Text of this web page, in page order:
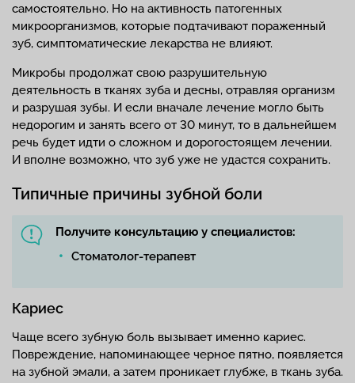
самостоятельно. Но на активность патогенных
микроорганизмов, которые подтачивают пораженный
зуб, симптоматические лекарства не влияют.
Микробы продолжат свою разрушительную
деятельность в тканях зуба и десны, отравляя организм
и разрушая зубы. И если вначале лечение могло быть
недорогим и занять всего от 30 минут, то в дальнейшем
речь будет идти о сложном и дорогостоящем лечении.
И вполне возможно, что зуб уже не удастся сохранить.
Типичные причины зубной боли
Получите консультацию у специалистов:
Стоматолог-терапевт
Кариес
Чаще всего зубную боль вызывает именно кариес.
Повреждение, напоминающее черное пятно, появляется
на зубной эмали, а затем проникает глубже, в ткань зуба.